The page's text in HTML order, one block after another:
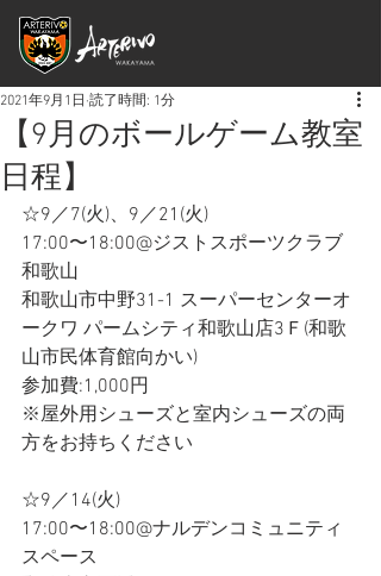
【9月のボールゲーム教室
日程】
2021年9月1日 読了時間: 1分
☆9／7(火)、9／21(火)
17:00〜18:00@ジストスポーツクラブ
和歌山
和歌山市中野31-1 スーパーセンターオ
ークワ パームシティ和歌山店3Ｆ(和歌
山市民体育館向かい)
参加費:1,000円
※屋外用シューズと室内シューズの両
方をお持ちください
☆9／14(火)
17:00〜18:00@ナルデンコミュニティ
スペース